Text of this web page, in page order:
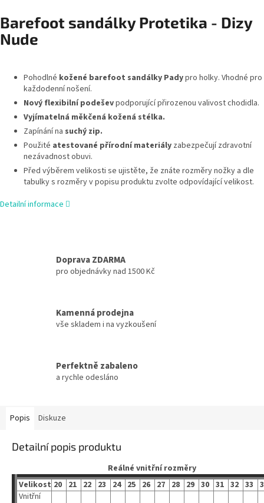
Barefoot sandálky Protetika - Dizy
Nude
Pohodlné kožené barefoot sandálky Padypro holky. Vhodné pro
každodenní nošení.
Nový flexibilní podeševpodporující přirozenou valivost chodidla.
Vyjímatelná měkčená kožená stélka.
Zapínání na suchý zip.
Použité atestované přírodní materiály zabezpečují zdravotní
nezávadnost obuvi.
Před výběrem velikosti se ujistěte, že znáte rozměry nožky a dle
tabulky s rozměry v popisu produktu zvolte odpovídající velikost.
Detailní informace
Doprava ZDARMA
pro objednávky nad 1500 Kč
Kamenná prodejna
vše skladem i na vyzkoušení
Perfektně zabaleno
a rychle odesláno
Popis Diskuze
Detailní popis produktu
Reálné vnitřní rozměry
Velikost 20 21 22 23 24 25 26 27 28 29 30 31 32 33
Vnitřní